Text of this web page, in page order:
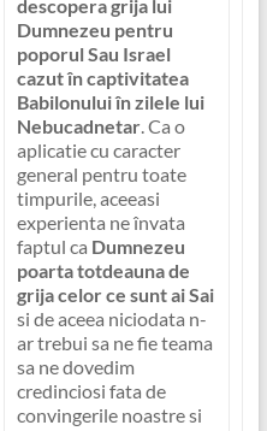
descopera grija lui
Dumnezeu pentru
poporul Sau Israel
cazut în captivitatea
Babilonului în zilele lui
Nebucadnetar. Ca o
aplicatie cu caracter
general pentru toate
timpurile, aceeasi
experienta ne învata
faptul ca Dumnezeu
poarta totdeauna de
grija celor ce sunt ai Sai
si de aceea niciodata n-
ar trebui sa ne fie teama
sa ne dovedim
credinciosi fata de
convingerile noastre si